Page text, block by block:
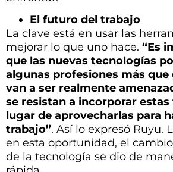
van a ser realmente
se resistan a incorporar estas
lugar de aprovecharlas para
trabajo” . Así lo expresó Ruyu.
en esta oportunidad, el
de la tecnología se dio de
rápida.
La desinformación
La Organización Mundial de la
esta problemática como
problema al que ya nos
y que ahora se ve amplificado